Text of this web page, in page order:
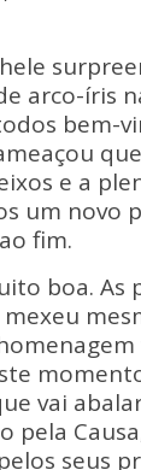
arco-íris
bem-
e a
um novo
fim.
boa. As
vai
pela
seus